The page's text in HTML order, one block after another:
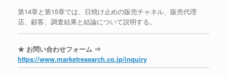
第14章と第15章では、日焼け止めの販売チャネル、販売代理
店、顧客、調査結果と結論について説明する。
★ お問い合わせフォーム ⇒
https://www.marketresearch.co.jp/inquiry